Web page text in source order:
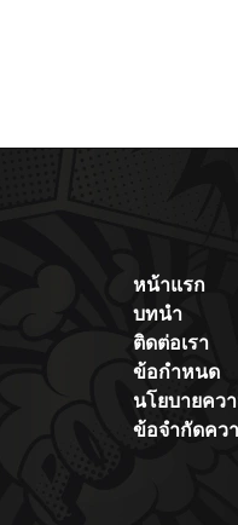
หน้าแรก
บทนำ
ติดต่อเรา
ข้อกำหนด
นโยบายคว
ข้อจำกัดคว